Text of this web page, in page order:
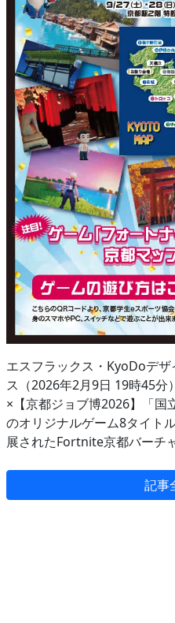
エスフラックス・KyoDoデ
ス（2026年2月9日 19時45分
×【京都ジョブ博2026】「国
のオリジナルゲーム8タイト
展されたFortnite京都バーチ
記事